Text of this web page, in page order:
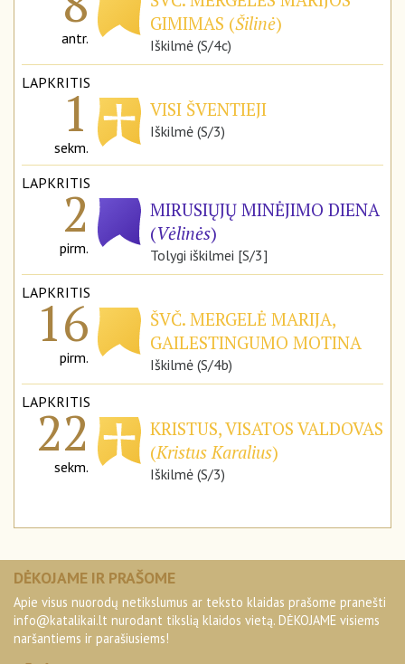
antr.
GIMIMAS (Šilinė)
Iškilmė (S/4c)
LAPKRITIS
1
sekm.
VISI ŠVENTIEJI
Iškilmė (S/3)
LAPKRITIS
2
pirm.
MIRUSIŲJŲ MINĖJIMO DIENA
(Vėlinės)
Tolygi iškilmei [S/3]
LAPKRITIS
16
pirm.
ŠVČ. MERGELĖ MARIJA,
GAILESTINGUMO MOTINA
Iškilmė (S/4b)
LAPKRITIS
22
sekm.
KRISTUS, VISATOS VALDOVAS
(Kristus Karalius)
Iškilmė (S/3)
DĖKOJAME IR PRAŠOME
Apie visus nuorodų netikslumus ar teksto klaidas prašome pranešti
info@katalikai.lt nurodant tikslią klaidos vietą. DĖKOJAME visiems
naršantiems ir parašiusiems!